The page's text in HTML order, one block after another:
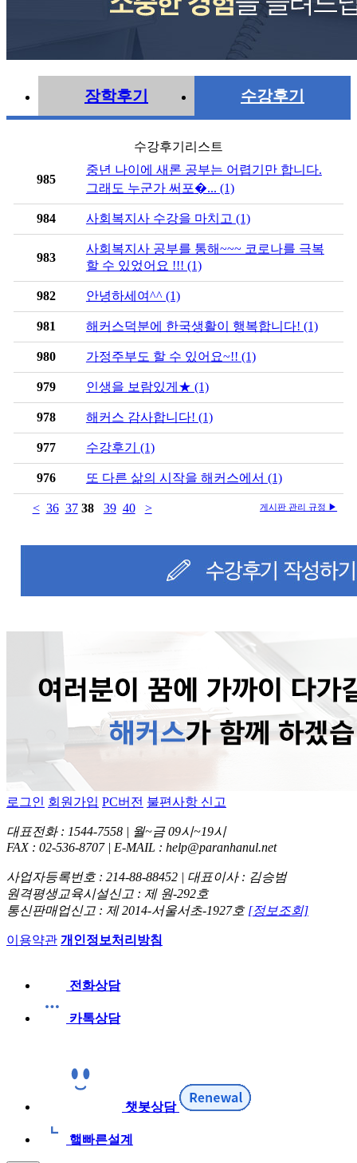
장학후기 수강후기
수강후기리스트
985
중년 나이에 새론 공부는 어렵기만 합니다.
그래도 누군가 써포�... (1)
984 사회복지사 수강을 마치고 (1)
983
사회복지사 공부를 통해~~~ 코로나를 극복
할 수 있었어요 !!! (1)
982 안녕하세여^^ (1)
981 해커스덕분에 한국생활이 행복합니다! (1)
980 가정주부도 할 수 있어요~!! (1)
979 인생을 보람있게★ (1)
978 해커스 감사합니다! (1)
977 수강후기 (1)
976 또 다른 삶의 시작을 해커스에서 (1)
< 36 3738 39 40 > 게시판 관리 규정 ▶
로그인 회원가입 PC버전 불편사항 신고
대표전화 : 1544-7558 | 월~금 09시~19시
FAX : 02-536-8707 | E-MAIL : help@paranhanul.net
사업자등록번호 : 214-88-88452 | 대표이사 : 김승범
원격평생교육시설신고 : 제 원-292호
통신판매업신고 : 제 2014-서울서초-1927호 [정보조회]
이용약관 개인정보처리방침
전화상담
카톡상담
챗봇상담
햌빠른설계